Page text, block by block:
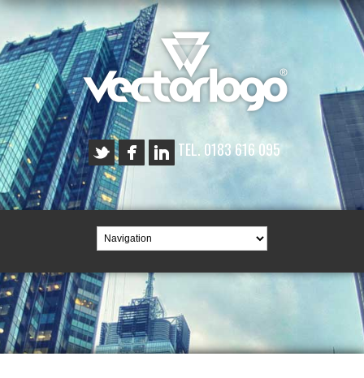
TEL. 0183 616 095